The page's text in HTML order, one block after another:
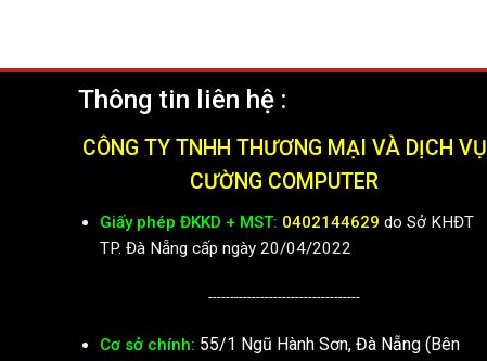
Thông tin liên hệ :
CÔNG TY TNHH THƯƠNG MẠI VÀ DỊCH VỤ
CƯỜNG COMPUTER
Giấy phép ĐKKD + MST: 0402144629 do Sở KHĐT
TP. Đà Nẵng cấp ngày 20/04/2022
-----------------------------------
Cơ sở chính: 55/1 Ngũ Hành Sơn, Đà Nẵng (Bên